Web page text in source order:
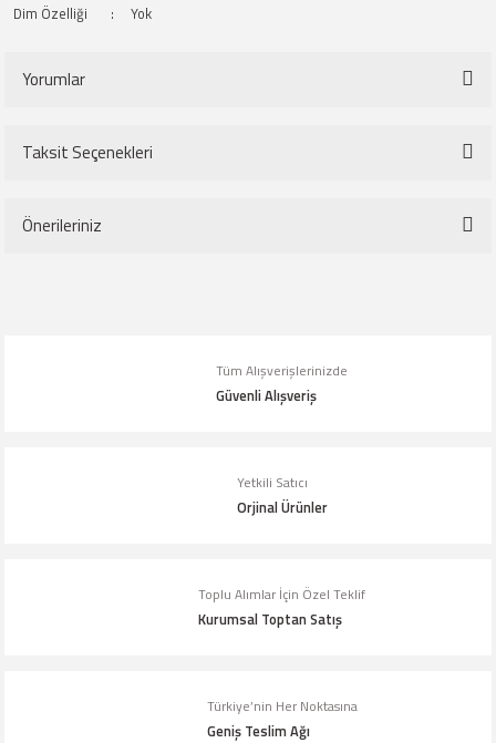
Dim Özelliği
: Yok
Yorumlar
Taksit Seçenekleri
Önerileriniz
Görüş ve önerileriniz için teşekkür ederiz.
Ürün bilgilerinde hatalar bulunuyor.
Gönder
Tüm Alışverişlerinizde
Güvenli Alışveriş
Yetkili Satıcı
Orjinal Ürünler
Toplu Alımlar İçin Özel Teklif
Kurumsal Toptan Satış
Türkiye’nin Her Noktasına
Geniş Teslim Ağı